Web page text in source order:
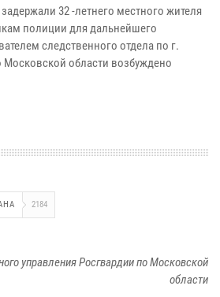
32 -летнего местного жителя
полиции для дальнейшего
следственного отдела по г.
области возбуждено
2184
управления Росгвардии по Московской
области